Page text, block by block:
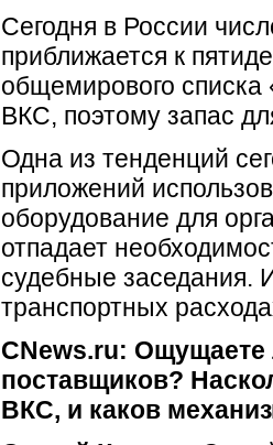
Сегодня в России
приближается к
общемирового списка
ВКС, поэтому запас
Одна из тенденций
приложений
оборудование для
отпадает
судебные заседания.
транспортных
CNews.ru:
поставщиков?
ВКС, и каков